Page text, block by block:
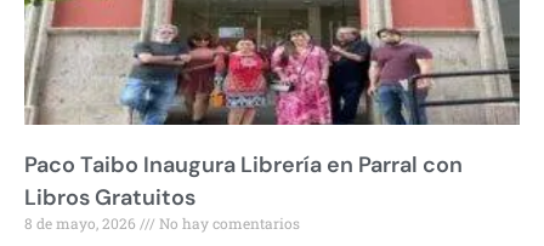
Paco Taibo Inaugura Librería en Parral con
Libros Gratuitos
8 de mayo, 2026 No hay comentarios